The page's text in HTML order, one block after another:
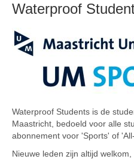
Waterproof
Waterproof Students is de
Maastricht, bedoeld voor alle
abonnement voor 'Sports' of
Nieuwe leden zijn altijd